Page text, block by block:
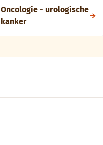
Oncologie - urologische
kanker